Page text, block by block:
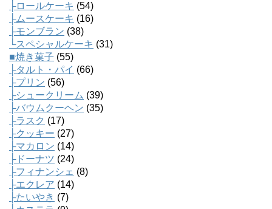
├ロールケーキ (54)
├ムースケーキ (16)
├モンブラン (38)
└スペシャルケーキ (31)
■焼き菓子 (55)
├タルト・パイ (66)
├プリン (56)
├シュークリーム (39)
├バウムクーヘン (35)
├ラスク (17)
├クッキー (27)
├マカロン (14)
├ドーナツ (24)
├フィナンシェ (8)
├エクレア (14)
├たいやき (7)